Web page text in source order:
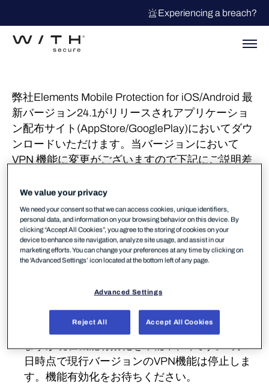
Experiencing a breach?
弊社Elements Mobile Protection for iOS/Android 最
新バージョン24.1がリリースされアプリケーショ
ン配布サイト(AppStore/GooglePlay)においてダウ
ンロードいただけます。当バージョンにおいて
VPN 機能に変更がございますので下記にご説明差
参考URL
Elements Mobile Protection リリース – WithSecure
Community
iOS 版
VPN機能がNetwork Gateway 機能に置き換わり
は停止します。
Android 版
ますが現在機能有効化を準備中(※)です。4月1
日時点で現行バージョンのVPN機能は停止しま
す。機能有効化をお待ちください。
We value your privacy
We need your consent so that we can access cookies, unique identifiers,
personal data, and information on your browsing behavior on this device. By
clicking “Accept All Cookies”, you agree to the storing of cookies on your
device to enhance site navigation, analyze site usage, and assist in our
marketing efforts. You can change your preferences at any time by clicking on
the 'Advanced Settings’ icon located at the bottom left of any page.
Advanced Settings
Reject All Accept All Cookies